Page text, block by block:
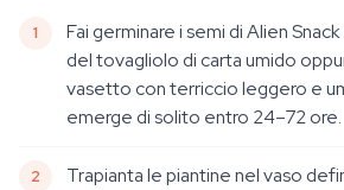
Fai germinare i semi di Alien
del tovagliolo di carta umido
vasetto con terriccio leggero e
emerge di solito entro 24–72 ore.
Trapianta le piantine nel vaso